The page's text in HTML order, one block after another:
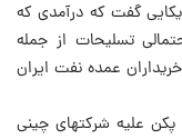
گفت که درآمدی که
تسلیحات از جمله
عمده نفت ایران
علیه شرکتهای چینی